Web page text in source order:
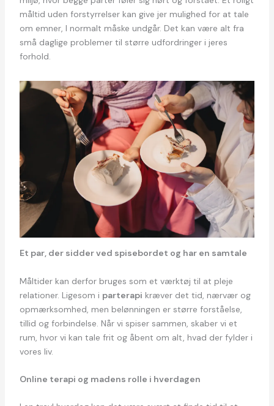
måltid uden forstyrrelser kan give jer mulighed for at tale
om emner, I normalt måske undgår. Det kan være alt fra
små daglige problemer til større udfordringer i jeres
forhold.
Et par, der sidder ved spisebordet og har en samtale
Måltider kan derfor bruges som et værktøj til at pleje
relationer. Ligesom i parterapi kræver det tid, nærvær og
opmærksomhed, men belønningen er større forståelse,
tillid og forbindelse. Når vi spiser sammen, skaber vi et
rum, hvor vi kan tale frit og åbent om alt, hvad der fylder i
vores liv.
Online terapi og madens rolle i hverdagen